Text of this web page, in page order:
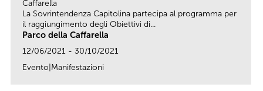
Caffarella
La Sovrintendenza Capitolina partecipa al programma per
il raggiungimento degli Obiettivi di...
Parco della Caffarella
12/06/2021 - 30/10/2021
Evento|Manifestazioni